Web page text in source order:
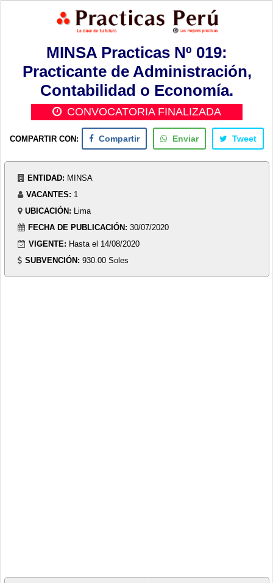
MINSA Practicas Nº 019:
Practicante de Administración,
Contabilidad o Economía.
CONVOCATORIA FINALIZADA
COMPARTIR CON: Compartir Enviar Tweet
ENTIDAD: MINSA
VACANTES: 1
UBICACIÓN:
Lima
FECHA DE PUBLICACIÓN: 30/07/2020
VIGENTE: Hasta el 14/08/2020
SUBVENCIÓN: 930.00 Soles